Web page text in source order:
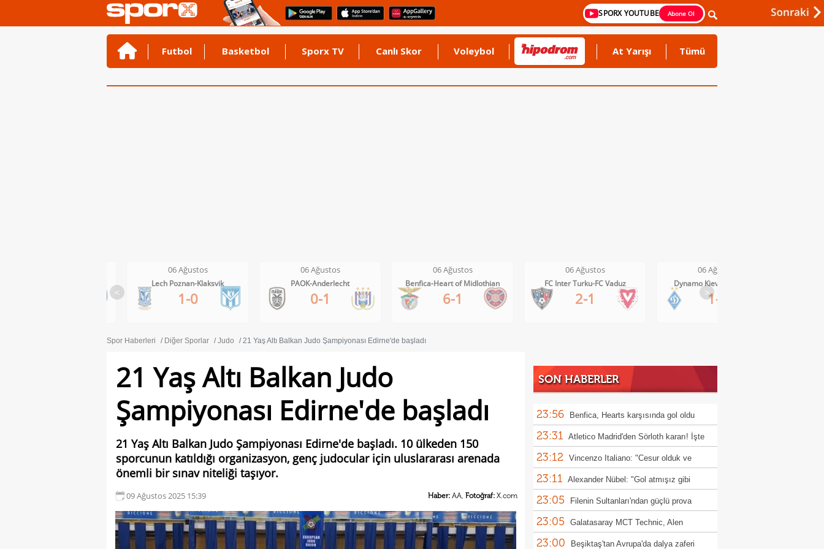
SPORX YOUTUBE Abone Ol
Futbol Basketbol Sporx TV Canlı Skor Voleybol At Yarışı Tümü
<
06 Ağustos
PAOK-Anderlecht
0-1
06 Ağustos
Benfica-Heart of Midlothian
6-1
06 Ağustos
FC Inter Turku-FC Vaduz
2-1
06 Ağustos
Dynamo Kiev-Qarabag FK
1-0
06 Ağustos
FC Twente-Dunajska Streda
6-0
>
Spor Haberleri Diğer Sporlar Judo 21 Yaş Altı Balkan Judo Şampiyonası Edirne'de başladı
21 Yaş Altı Balkan Judo
Şampiyonası Edirne'de başladı
21 Yaş Altı Balkan Judo Şampiyonası Edirne'de başladı. 10 ülkeden 150
sporcunun katıldığı organizasyon, genç judocular için uluslararası arenada
önemli bir sınav niteliği taşıyor.
09 Ağustos 2025 15:39 Haber: AA, Fotoğraf: X.com
SON HABERLER
23:56 Benfica, Hearts karşısında gol oldu
yağdı!
23:31 Atletico Madrid'den Sörloth kararı! İşte
istenen rakam
23:12 Vincenzo Italiano: "Cesur olduk ve
kazandık"
23:11 Alexander Nübel: "Gol atmışız gibi
sevindim"
23:05 Filenin Sultanları'ndan güçlü prova
23:05 Galatasaray MCT Technic, Alen
Smailagic'i kadrosuna kattı
23:00 Beşiktaş'tan Avrupa'da dalya zaferi